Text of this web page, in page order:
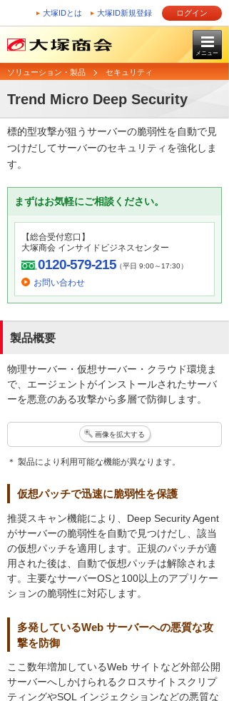
大塚IDとは 大塚ID新規登録 ログイン
メニュー
ソリューション・製品 セキュリティ
Trend Micro Deep Security
標的型攻撃が狙うサーバーの脆弱性を自動で見
つけだしてサーバーのセキュリティを強化しま
す。
まずはお気軽にご相談ください。
【総合受付窓口】
大塚商会 インサイドビジネスセンター
0120-579-215（平日 9:00～17:30）
お問い合わせ
製品概要
物理サーバー・仮想サーバー・クラウド環境ま
で、エージェントがインストールされたサーバ
ーを悪意のある攻撃から多層で防御します。
画像を拡大する
＊ 製品により利用可能な機能が異なります。
仮想パッチで迅速に脆弱性を保護
推奨スキャン機能により、Deep Security Agent
がサーバーの脆弱性を自動で見つけだし、該当
の仮想パッチを適用します。正規のパッチが適
用された後は、自動で仮想パッチは解除されま
す。主要なサーバーOSと100以上のアプリケー
ションの脆弱性に対応します。
多発しているWeb サーバーへの悪質な攻
撃を防御
ここ数年増加しているWeb サイトなど外部公開
サーバーへしかけられるクロスサイトスクリプ
ティングやSQL インジェクションなどの悪質な